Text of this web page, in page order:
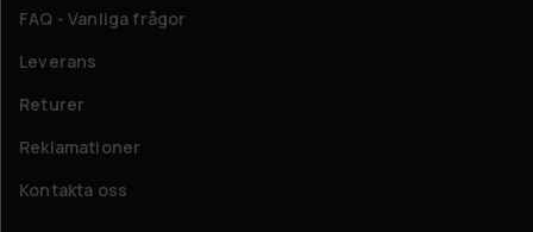
FAQ - Vanliga frågor
Leverans
Returer
Reklamationer
Kontakta oss